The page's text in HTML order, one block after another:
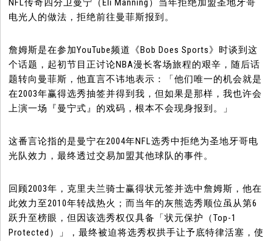
NFL传奇四分卫曼宁（Eli Manning）当年拒绝加盟圣地牙哥
电光人的做法，拒绝前往曼菲斯报到。
詹姆斯是在参加YouTube频道《Bob Does Sports》时谈到这
个话题，起初节目正讨论NBA漫长客场旅程的艰辛，随后话
题转向曼菲斯，他直言不讳地表示：「他们唯一的机会就是
在2003年赢得选秀抽签并得到我，但如果是那样，我也许会
上演一场『曼宁式』的戏码，根本不会现身报到。」
这番言论指的是曼宁在2004年NFL选秀中拒绝为圣地牙哥电
光队效力，最终透过交易加盟其他球队的事件。
回顾2003年，克里夫兰骑士赢得状元签并选中詹姆斯，他在
此效力至2010年转战热火；而当年的灰熊选秀顺位虽从第6
跃升至榜眼，但因该选秀权仅具备「状元保护（Top-1
Protected）」，最终被迫将选秀权拱手让予底特律活塞，使